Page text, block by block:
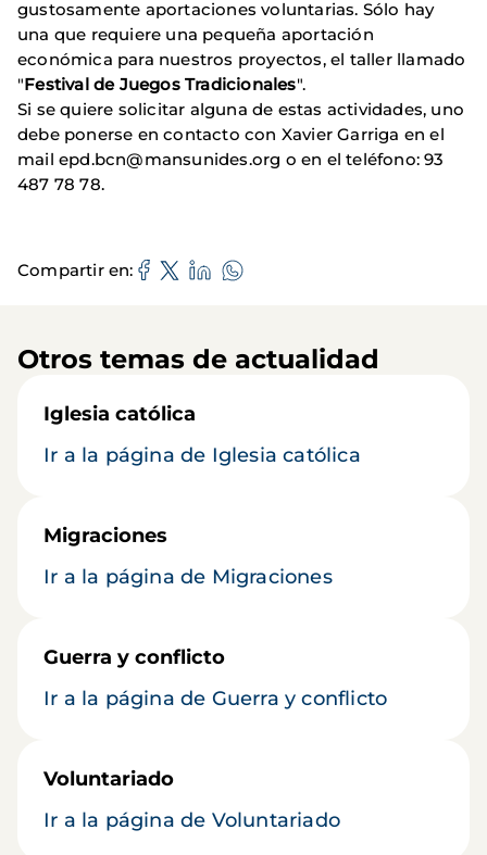
gustosamente aportaciones voluntarias. Sólo hay
una que requiere una pequeña aportación
económica para nuestros proyectos, el taller llamado
"Festival de Juegos Tradicionales".
Si se quiere solicitar alguna de estas actividades, uno
debe ponerse en contacto con Xavier Garriga en el
mail epd.bcn@mansunides.org o en el teléfono: 93
487 78 78.
Compartir en
Otros temas de actualidad
Iglesia católica
Ir a la página de Iglesia católica
Migraciones
Ir a la página de Migraciones
Guerra y conflicto
Ir a la página de Guerra y conflicto
Voluntariado
Ir a la página de Voluntariado